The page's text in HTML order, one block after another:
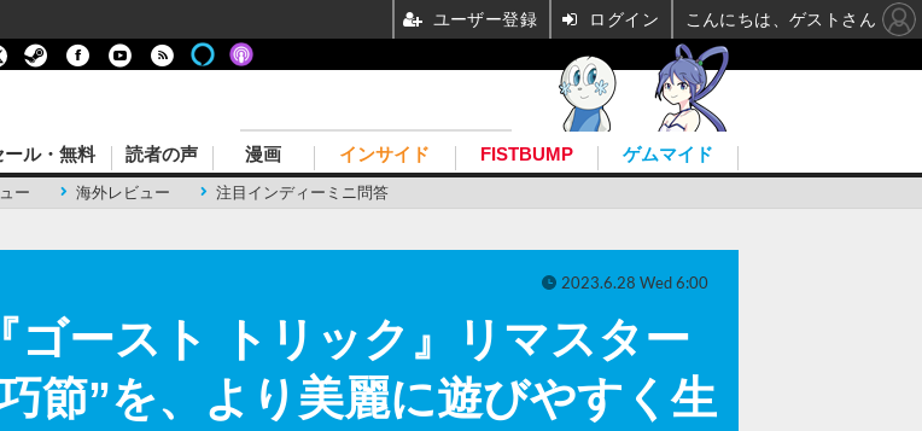
ー 海外レビュー 注目インディーミニ問答
ール・無料 読者の声 漫画 インサイド FISTBUMP ゲムマイド
ゴースト トリック』リマスター
節”を、より美麗に遊びやすく生
2023.6.28 Wed 6:00
ユーザー登録 ログイン こんにちは、ゲストさん